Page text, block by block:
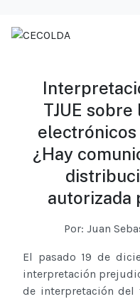
TJUE
electrónicos
¿Hay
autorizada
Por: Juan
El pasado 19 de
interpretación
de interpretación